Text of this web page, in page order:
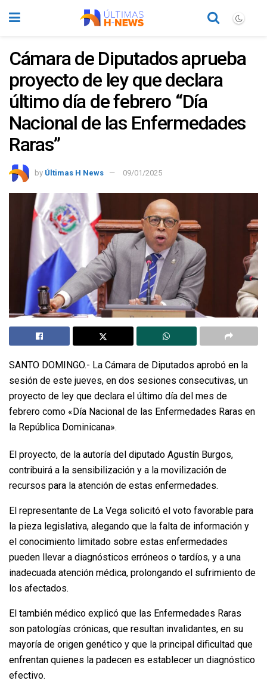
Cámara de Diputados aprueba
proyecto de ley que declara
último día de febrero “Día
Nacional de las Enfermedades
Raras”
by Últimas H News 09/01/2025
SANTO DOMINGO.- La Cámara de Diputados aprobó en la
sesión de este jueves, en dos sesiones consecutivas, un
proyecto de ley que declara el último día del mes de
febrero como «Día Nacional de las Enfermedades Raras en
la República Dominicana».
El proyecto, de la autoría del diputado Agustín Burgos,
contribuirá a la sensibilización y a la movilización de
recursos para la atención de estas enfermedades.
El representante de La Vega solicitó el voto favorable para
la pieza legislativa, alegando que la falta de información y
el conocimiento limitado sobre estas enfermedades
pueden llevar a diagnósticos erróneos o tardíos, y a una
inadecuada atención médica, prolongando el sufrimiento de
los afectados.
El también médico explicó que las Enfermedades Raras
son patologías crónicas, que resultan invalidantes, en su
mayoría de origen genético y que la principal dificultad que
enfrentan quienes la padecen es establecer un diagnóstico
efectivo.